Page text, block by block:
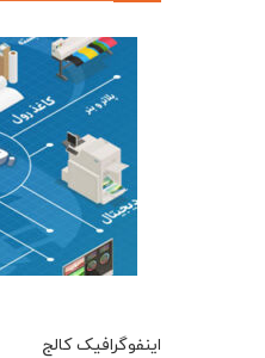
اینفوگرافیک کالج